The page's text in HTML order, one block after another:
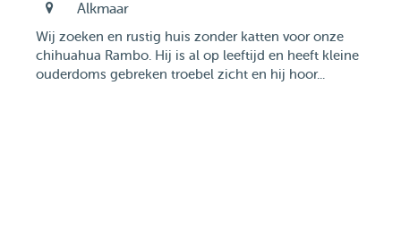
Alkmaar
Wij zoeken en rustig huis zonder katten voor onze
chihuahua Rambo. Hij is al op leeftijd en heeft kleine
ouderdoms gebreken troebel zicht en hij hoor...